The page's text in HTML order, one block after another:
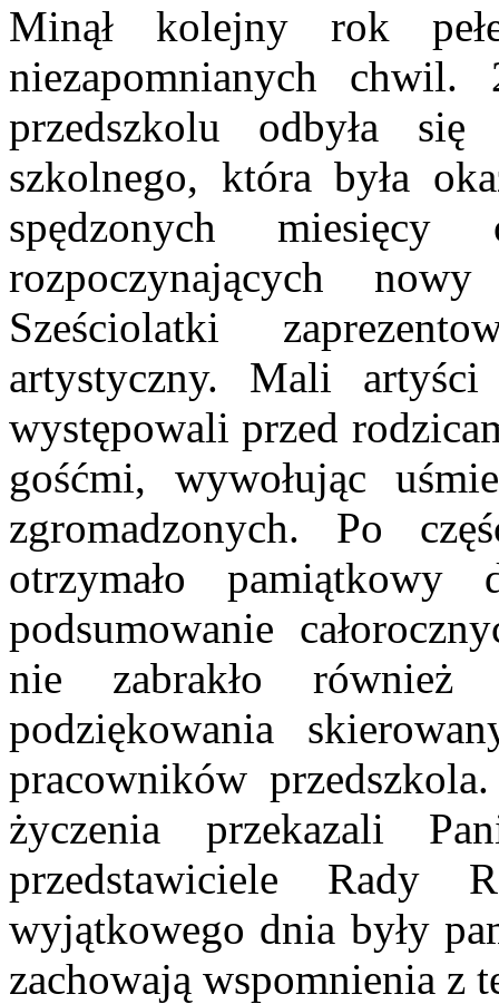
Minął kolejny rok
niezapomnianych
przedszkolu odbyła się
szkolnego, która była
spędzonych miesięcy
rozpoczynających
Sześciolatki
artystyczny. Mali artyści
występowali przed
gośćmi, wywołując
zgromadzonych. Po
otrzymało
podsumowanie
nie zabrakło również
podziękowania
pracowników
życzenia przekazali
przedstawiciele Rady
wyjątkowego dnia były
zachowają wspomnienia z